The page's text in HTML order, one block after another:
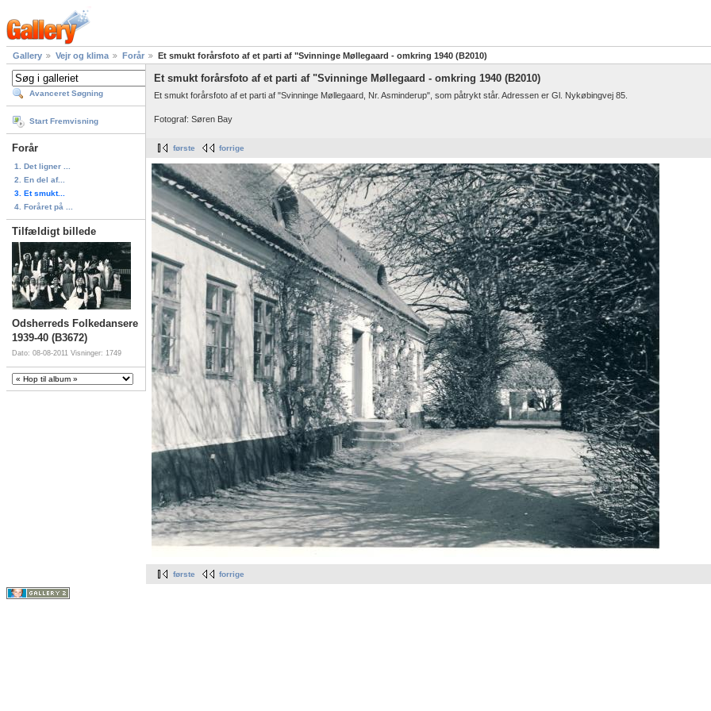
Gallery Vejr og klima Forår Et smukt forårsfoto af et parti af "Svinninge Møllegaard - omkring 1940 (B2010)
Avanceret Søgning
Start Fremvisning
Forår
1. Det ligner ...
2. En del af...
3. Et smukt...
4. Foråret på ...
Tilfældigt billede
Odsherreds Folkedansere
1939-40 (B3672)
Dato: 08-08-2011 Visninger: 1749
Et smukt forårsfoto af et parti af "Svinninge Møllegaard - omkring 1940 (B2010)
Et smukt forårsfoto af et parti af "Svinninge Møllegaard, Nr. Asminderup", som påtrykt står. Adressen er Gl. Nykøbingvej 85.
Fotograf: Søren Bay
første forrige
første forrige